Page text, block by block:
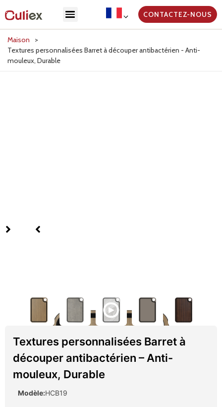
CONTACTEZ-NOUS
Maison
>
Textures personnalisées Barret à découper antibactérien - Anti-
mouleux, Durable
Textures personnalisées Barret à
découper antibactérien – Anti-
mouleux, Durable
Modèle:HCB19